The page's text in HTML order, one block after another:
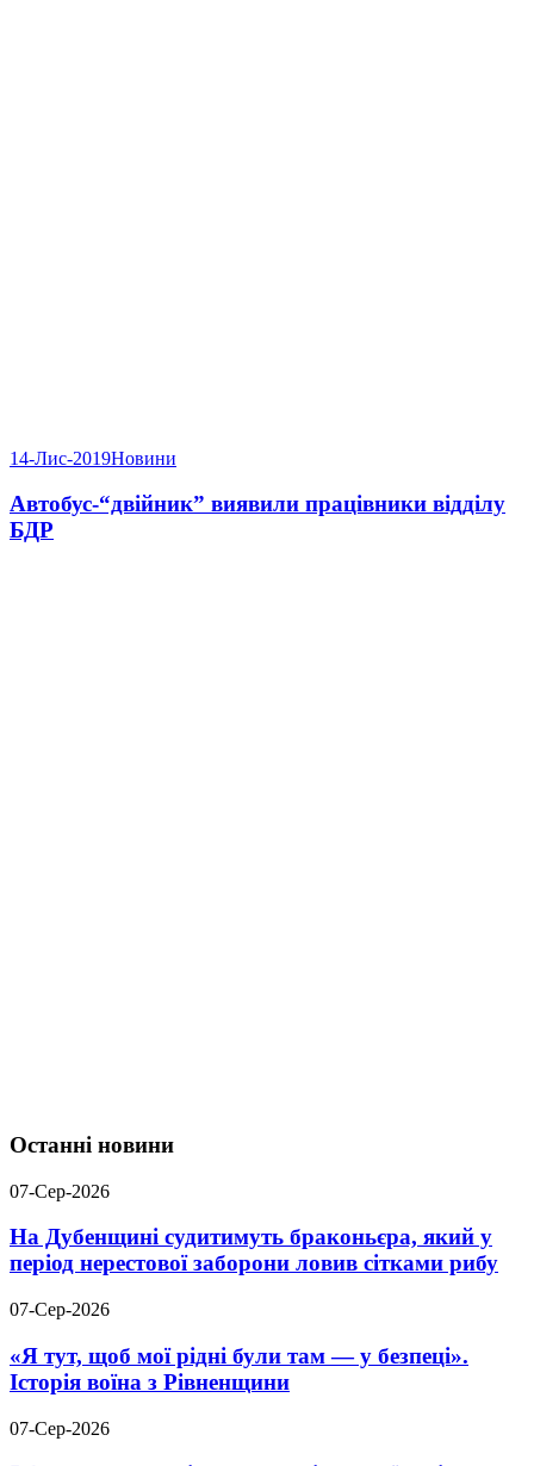
14-Лис-2019Новини
Автобус-“двійник” виявили працівники відділу
БДР
Останні новини
07-Сер-2026
На Дубенщині судитимуть браконьєра, який у
період нерестової заборони ловив сітками рибу
07-Сер-2026
«Я тут, щоб мої рідні були там — у безпеці».
Історія воїна з Рівненщини
07-Сер-2026